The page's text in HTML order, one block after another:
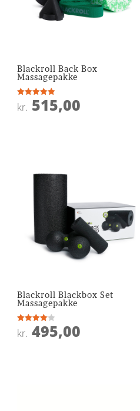
Blackroll Back Box
Massagepakke
Vurderet
5
kr. 515,00
Blackroll Blackbox Set
Massagepakke
Vurderet
4.1
kr. 495,00